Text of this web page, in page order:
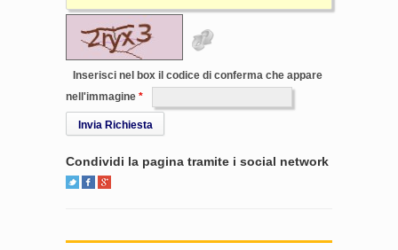
Inserisci nel box il codice di conferma che appare
nell'immagine
Invia Richiesta
Condividi la pagina tramite i social network